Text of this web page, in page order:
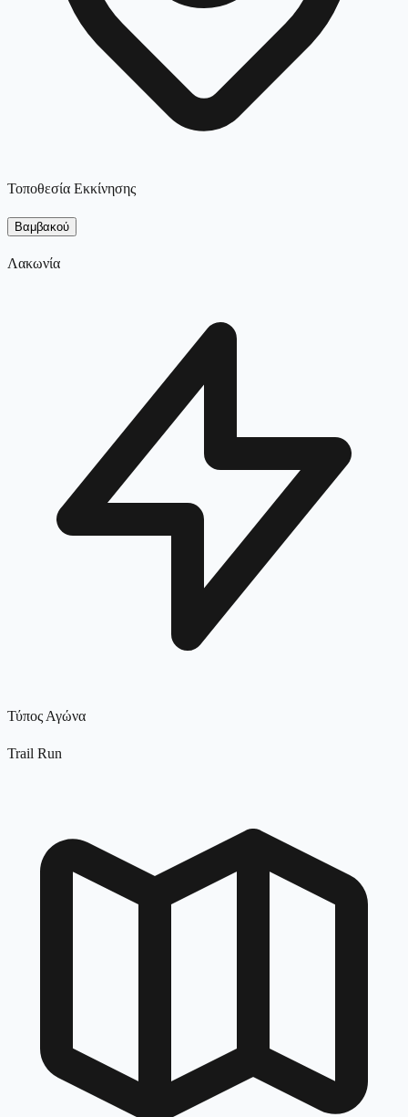
Τοποθεσία Εκκίνησης
Βαμβακού
Λακωνία
Τύπος Αγώνα
Trail Run